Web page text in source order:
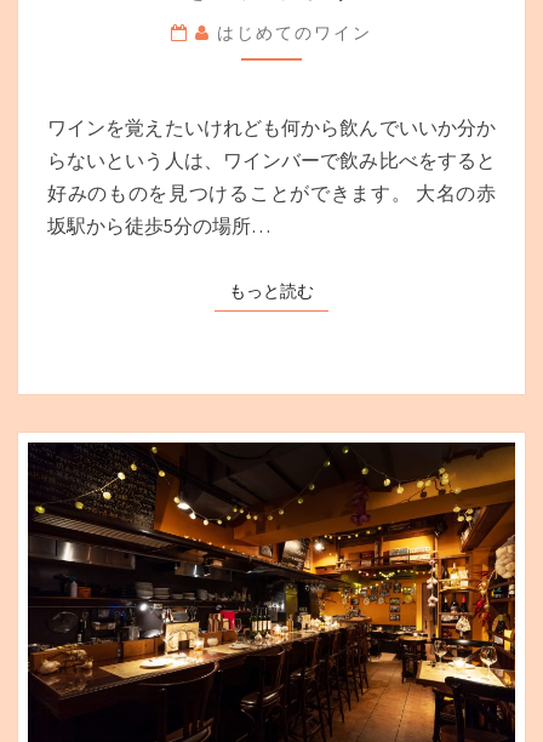
ン
初
心
な
ら
こ
の
ギ
楽
る
専
門
店
を
紹
介
し
はじめてのワイン
ワインを覚えたいけれども何から飲んでいいか分か
らないという人は、ワインバーで飲み比べをすると
好みのものを見つけることができます。 大名の赤
坂駅から徒歩5分の場所…
もっと読むもっと読む